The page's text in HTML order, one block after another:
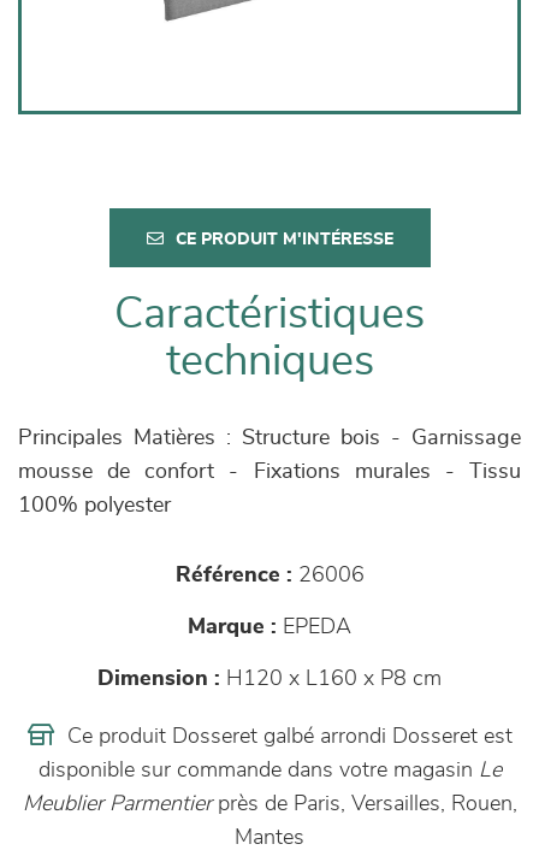
CE PRODUIT M'INTÉRESSE
Caractéristiques
techniques
Principales Matières : Structure bois - Garnissage
mousse de confort - Fixations murales - Tissu
100% polyester
Référence : 26006
Marque : EPEDA
Dimension : H120 x L160 x P8 cm
Ce produit Dosseret galbé arrondi Dosseret est
disponible sur commande dans votre magasin Le
Meublier Parmentierprès de Paris, Versailles, Rouen,
Mantes